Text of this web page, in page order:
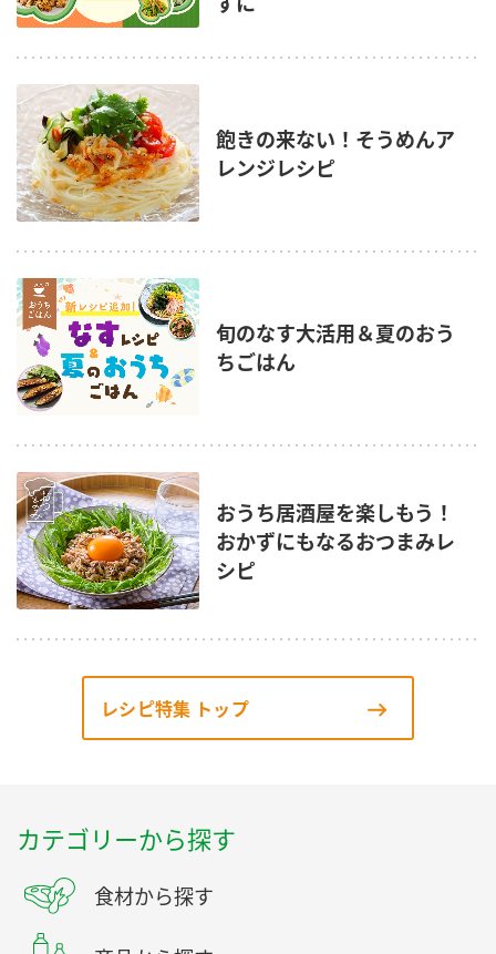
飽きの来ない！そうめんア
レンジレシピ
旬のなす大活用＆夏のおう
ちごはん
おうち居酒屋を楽しもう！
おかずにもなるおつまみレ
シピ
レシピ特集 トップ
カテゴリーから探す
食材から探す